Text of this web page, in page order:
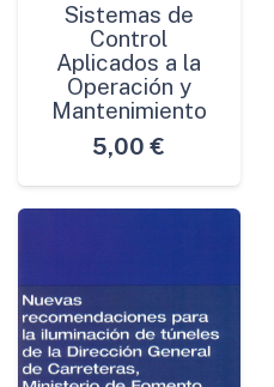
Sistemas de
Control
Aplicados a la
Operación y
Mantenimiento
5,00 €